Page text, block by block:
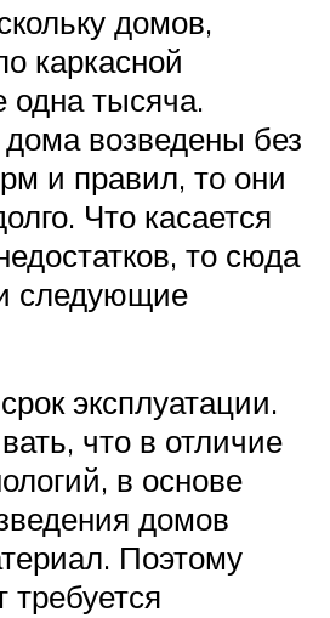
домов,
каркасной
одна тысяча.
возведены без
и правил, то они
Что касается
то сюда
следующие
эксплуатации.
что в отличие
в основе
домов
Поэтому